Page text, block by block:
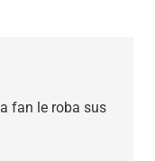
fan le roba sus